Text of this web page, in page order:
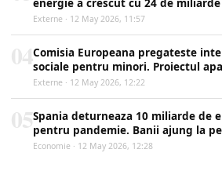
energie a crescut cu 24 de miliarde
Externe · 12 May 2026, 11:57
Comisia Europeana pregateste
sociale pentru minori. Proiectul
Externe · 12 May 2026, 12:22
Spania deturneaza 10 miliarde de
pentru pandemie. Banii ajung la
Economie · 12 May 2026, 12:28